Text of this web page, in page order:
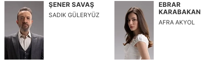
ŞENER SAVAŞ
SADIK GÜLERYÜZ
EBRAR
KARABAKAN
AFRA AKYOL